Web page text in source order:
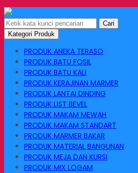
Cari
Kategori Produk
PRODUK ANEKA TERASO
PRODUK BATU FOSIL
PRODUK BATU KALI
PRODUK KERAJINAN MARMER
PRODUK LANTAI DINDING
PRODUK LIST BEVEL
PRODUK MAKAM MEWAH
PRODUK MAKAM STANDART
PRODUK MARMER BAKAR
PRODUK MATERIAL BANGUNAN
PRODUK MEJA DAN KURSI
PRODUK MIX LOGAM